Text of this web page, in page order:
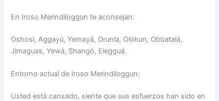
En Iroso Merindiloggun te aconsejan:
Oshosi, Aggayú, Yemayá, Orunla, Olókun, Obbatalá,
Jimaguas, Yewá, Shangó, Elegguá.
Entorno actual de Iroso Merindiloggun:
Usted está cansado, siente que sus esfuerzos han sido en